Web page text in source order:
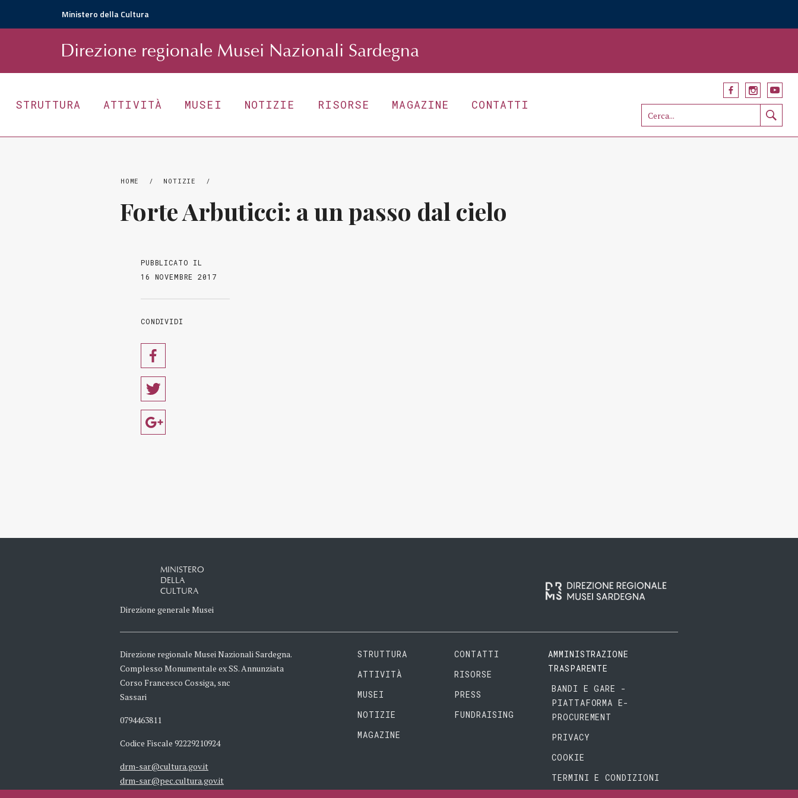
Ministero della Cultura
Direzione regionale Musei Nazionali Sardegna
STRUTTURA ATTIVITÀ MUSEI NOTIZIE RISORSE MAGAZINE CONTATTI
HOME / NOTIZIE /
Forte Arbuticci: a un passo dal cielo
PUBBLICATO IL
16 NOVEMBRE 2017
CONDIVIDI
MINISTERO
DELLA
CULTURA
Direzione generale Musei
Direzione regionale Musei Nazionali Sardegna.
Complesso Monumentale ex SS. Annunziata
Corso Francesco Cossiga, snc
Sassari
0794463811
Codice Fiscale 92229210924
drm-sar@cultura.gov.it
drm-sar@pec.cultura.gov.it
STRUTTURA
ATTIVITÀ
MUSEI
NOTIZIE
MAGAZINE
CONTATTI
RISORSE
PRESS
FUNDRAISING
AMMINISTRAZIONE
TRASPARENTE
BANDI E GARE -
PIATTAFORMA E-
PROCUREMENT
PRIVACY
COOKIE
TERMINI E CONDIZIONI